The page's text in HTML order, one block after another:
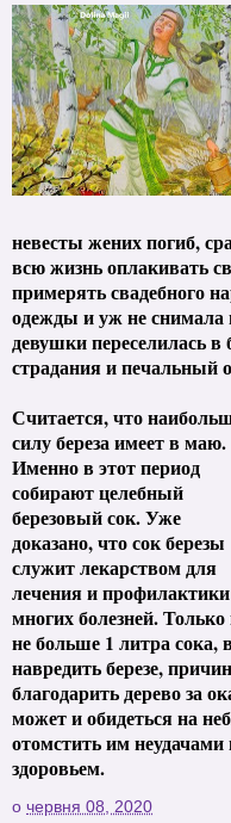
невесты жених погиб,
всю жизнь оплакивать
примерять свадебного
одежды и уж не снимала
девушки переселилась в
страдания и печальный
Считается, что
силу береза имеет в маю.
Именно в этот период
собирают целебный
березовый сок. Уже
доказано, что сок березы
служит лекарством для
лечения и профилактики
многих болезней.
не больше 1 литра
навредить березе,
благодарить дерево за
может и обидеться на
отомстить им
здоровьем.
о червня 08, 2020